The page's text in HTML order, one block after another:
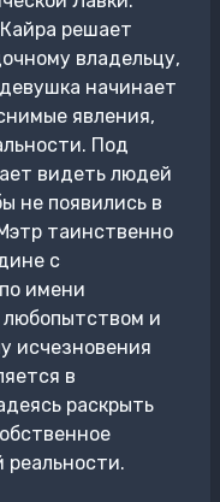
решает
владельцу,
начинает
явления,
Под
видеть людей
не появились в
таинственно
с
имени
и
исчезновения
в
раскрыть
реальности.